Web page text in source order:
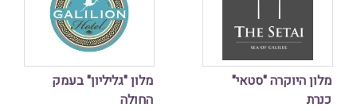
מלון "גליליון" בעמק
החולה
מלון היוקרה "סטאי"
כנרת